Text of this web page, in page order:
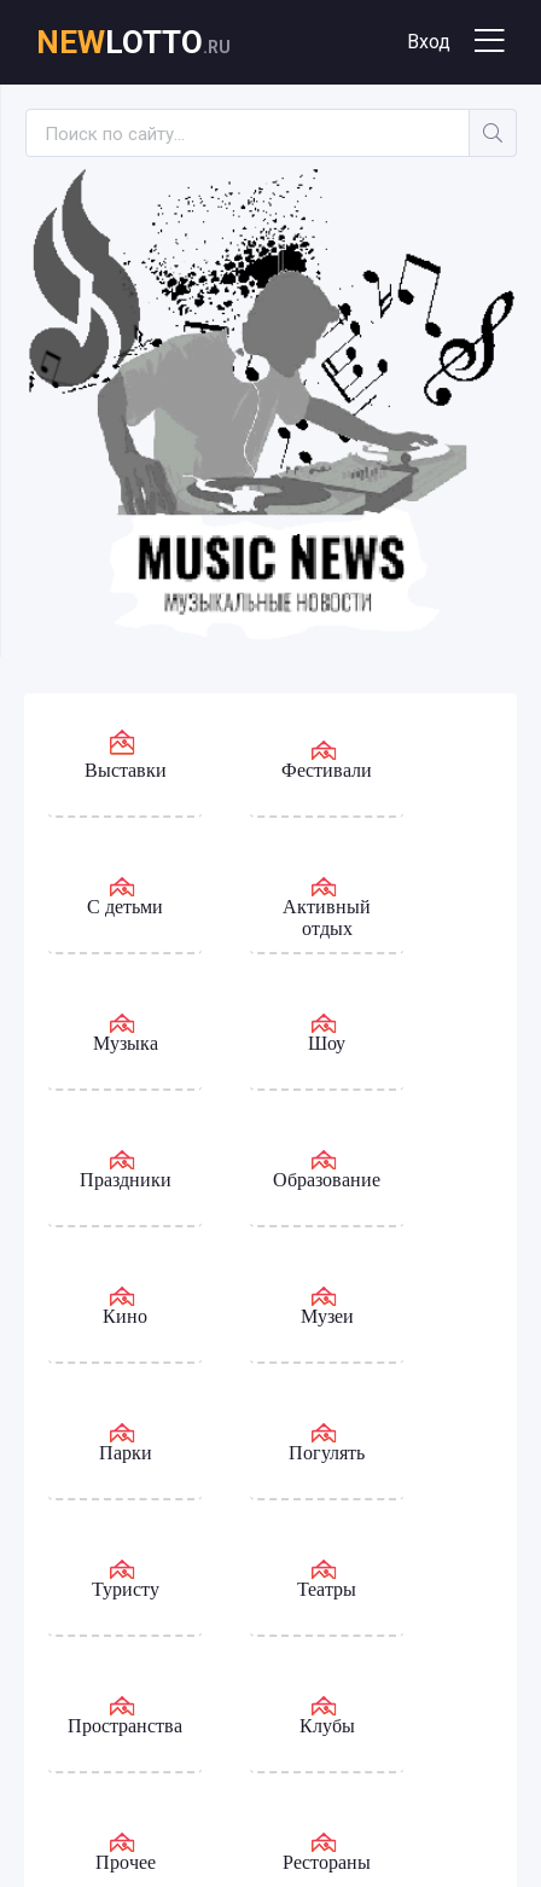
NEWLOTTO.RU Вход
Выставки Фестивали
С детьми
Активный
отдых
Музыка Шоу
Праздники Образование
Кино Музеи
Парки Погулять
Туристу Театры
Пространства Клубы
Прочее Рестораны